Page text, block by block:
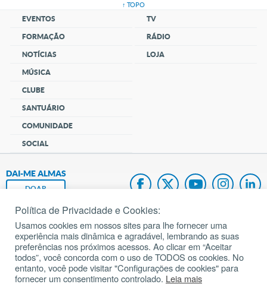
↑ TOPO
EVENTOS
FORMAÇÃO
NOTÍCIAS
MÚSICA
CLUBE
SANTUÁRIO
COMUNIDADE
SOCIAL
TV
RÁDIO
LOJA
DAI-ME ALMAS
DOAR
Fundação João Paulo II
Pedido de Oração
Mapa do site
Política de Privacidade e Cookies:
Usamos cookies em nossos sites para lhe fornecer uma
experiência mais dinâmica e agradável, lembrando as suas
preferências nos próximos acessos. Ao clicar em “Aceitar
todos”, você concorda com o uso de TODOS os cookies. No
entanto, você pode visitar "Configurações de cookies" para
fornecer um consentimento controlado. Leia mais